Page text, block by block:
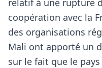
relatif à une rupture
coopération avec la
des organisations
Mali ont apporté un
sur le fait que le